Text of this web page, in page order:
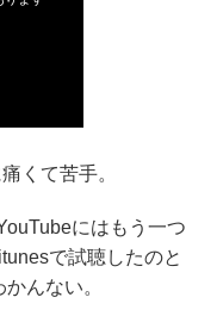
くて苦手。
にはもう一つ
で試聴したのと
んない。